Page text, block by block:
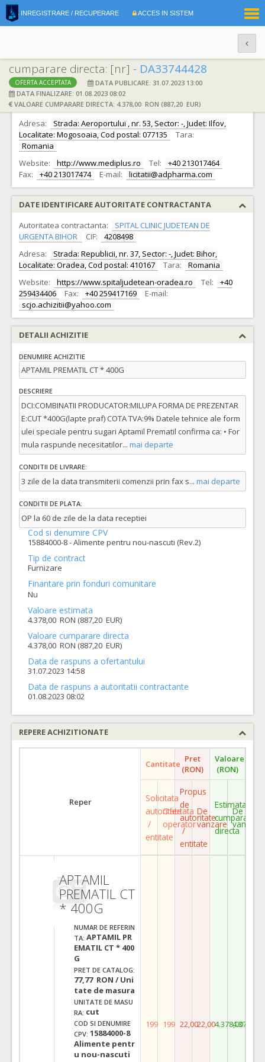
INREGISTRARE / RECUPERARE ACCES IN SISTEM
cumparare directa: [nr] - DA33744428
OFERTA ACCEPTATA
DATA PUBLICARE: 31.07.2023 13:00
DATA FINALIZARE: 01.08.2023 08:02
VALOARE CUMPARARE DIRECTA: 4.378,00 RON (887,20 EUR)
DATE IDENTIFICARE OFERTANT
Ofertant: S.C. MEDIPLUS EXIM S.R.L. CIF: 9311280
Adresa:
Strada: Aeroportului , nr. 53, Sector: -, Judet: Ilfov,
Localitate: Mogosoaia, Cod postal: 077135
Tara:
Romania
Website:
http://www.mediplus.ro Tel:
+40 213017464
Fax:
+40 213017474 E-mail: licitatii@adpharma.com
DATE IDENTIFICARE AUTORITATE CONTRACTANTA
Autoritatea contractanta:
SPITAL CLINIC JUDETEAN DE
URGENTA BIHOR
CIF:
4208498
Adresa:
Strada: Republicii, nr. 37, Sector: -, Judet: Bihor,
Localitate: Oradea, Cod postal: 410167
Tara:
Romania
Website:
https://www.spitaljudetean-oradea.ro Tel:
+40
259434406
Fax: +40 259417169
E-mail:
scjo.achizitii@yahoo.com
DETALII ACHIZITIE
DENUMIRE ACHIZITIE
APTAMIL PREMATIL CT * 400G
DESCRIERE
DCI:COMBINATII PRODUCATOR:MILUPA FORMA DE PREZENTAR
E:CUT *400G(lapte praf) COTA TVA:9% Datele tehnice ale form
ulei speciale pentru sugari Aptamil Prematil confirma ca: • For
mula raspunde necesitatilor... mai departe
CONDITII DE LIVRARE:
3 zile de la data transmiterii comenzii prin fax s... mai departe
CONDITII DE PLATA:
OP la 60 de zile de la data receptiei
Cod si denumire CPV
15884000-8 - Alimente pentru nou-nascuti (Rev.2)
Tip de contract
Furnizare
Finantare prin fonduri comunitare
Nu
Valoare estimata
4.378,00 RON (887,20 EUR)
Valoare cumparare directa
4.378,00 RON (887,20 EUR)
Data de raspuns a ofertantului
31.07.2023 14:58
Data de raspuns a autoritatii contractante
01.08.2023 08:02
REPERE ACHIZITIONATE
Reper
Cantitate Pret
(RON)
Valoare
(RON)
Solicitata
autoritate
/
entitate
Ofertata
operator
Propus
de
autoritate
/
entitate
De
vanzare
Estimata
cumparare
directa
De
vanzare
APTAMIL
PREMATIL CT
* 400G
NUMAR DE REFERIN
TA: APTAMIL PR
EMATIL CT * 400
G
PRET DE CATALOG:
77,77 RON / Uni
tate de masura
UNITATE DE MASU
RA: cut
COD SI DENUMIRE
CPV: 15884000-8
Alimente pentr
u nou-nascuti
199 199 22,0022,004.378,004.378,00